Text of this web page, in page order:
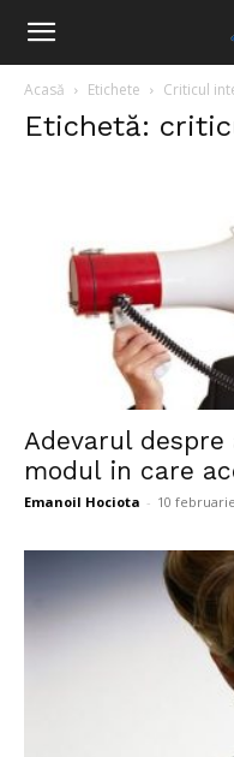
Acasă Etichete Criticul
Etichetă:
Adevarul
modul in care
Emanoil Hociota - 10